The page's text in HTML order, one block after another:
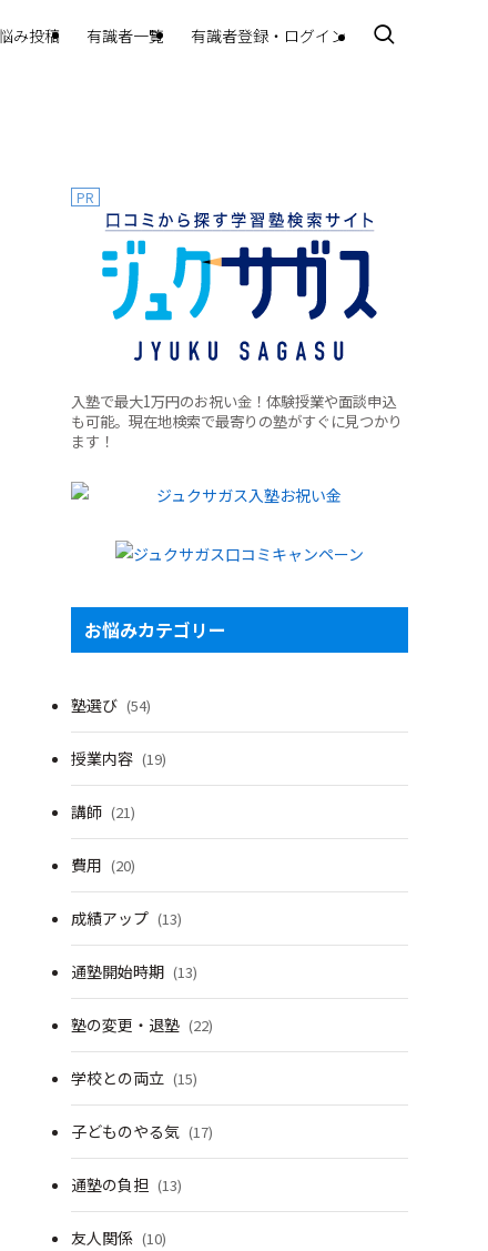
み投稿 有識者一覧 有識者登録・ログイン
PR
入塾で最大1万円のお祝い金！体験授業や面談申込
も可能。現在地検索で最寄りの塾がすぐに見つかり
ます！
お悩みカテゴリー
塾選び (54)
授業内容 (19)
講師 (21)
費用 (20)
成績アップ (13)
通塾開始時期 (13)
塾の変更・退塾 (22)
学校との両立 (15)
子どものやる気 (17)
通塾の負担 (13)
友人関係 (10)